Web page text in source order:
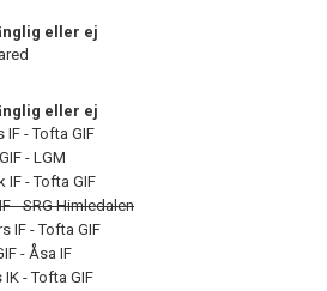
eller ej
eller ej
IF - Tofta GIF
- LGM
IF - Tofta GIF
- SRG Himledalen
IF - Tofta GIF
- Åsa IF
- Tofta GIF